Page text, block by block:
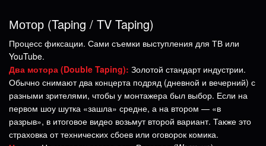
Мотор (Taping / TV Taping)
Процесс фиксации. Сами съемки выступления для ТВ или
YouTube.
Два мотора (Double Taping): Золотой стандарт индустрии.
Обычно снимают два концерта подряд (дневной и вечерний) с
разными зрителями, чтобы у монтажера был выбор. Если на
первом шоу шутка «зашла» средне, а на втором — «в
разрыв», в итоговое видео возьмут второй вариант. Также это
страховка от технических сбоев или оговорок комика.